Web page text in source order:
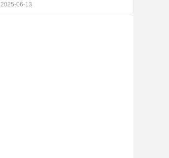
2025-06-13